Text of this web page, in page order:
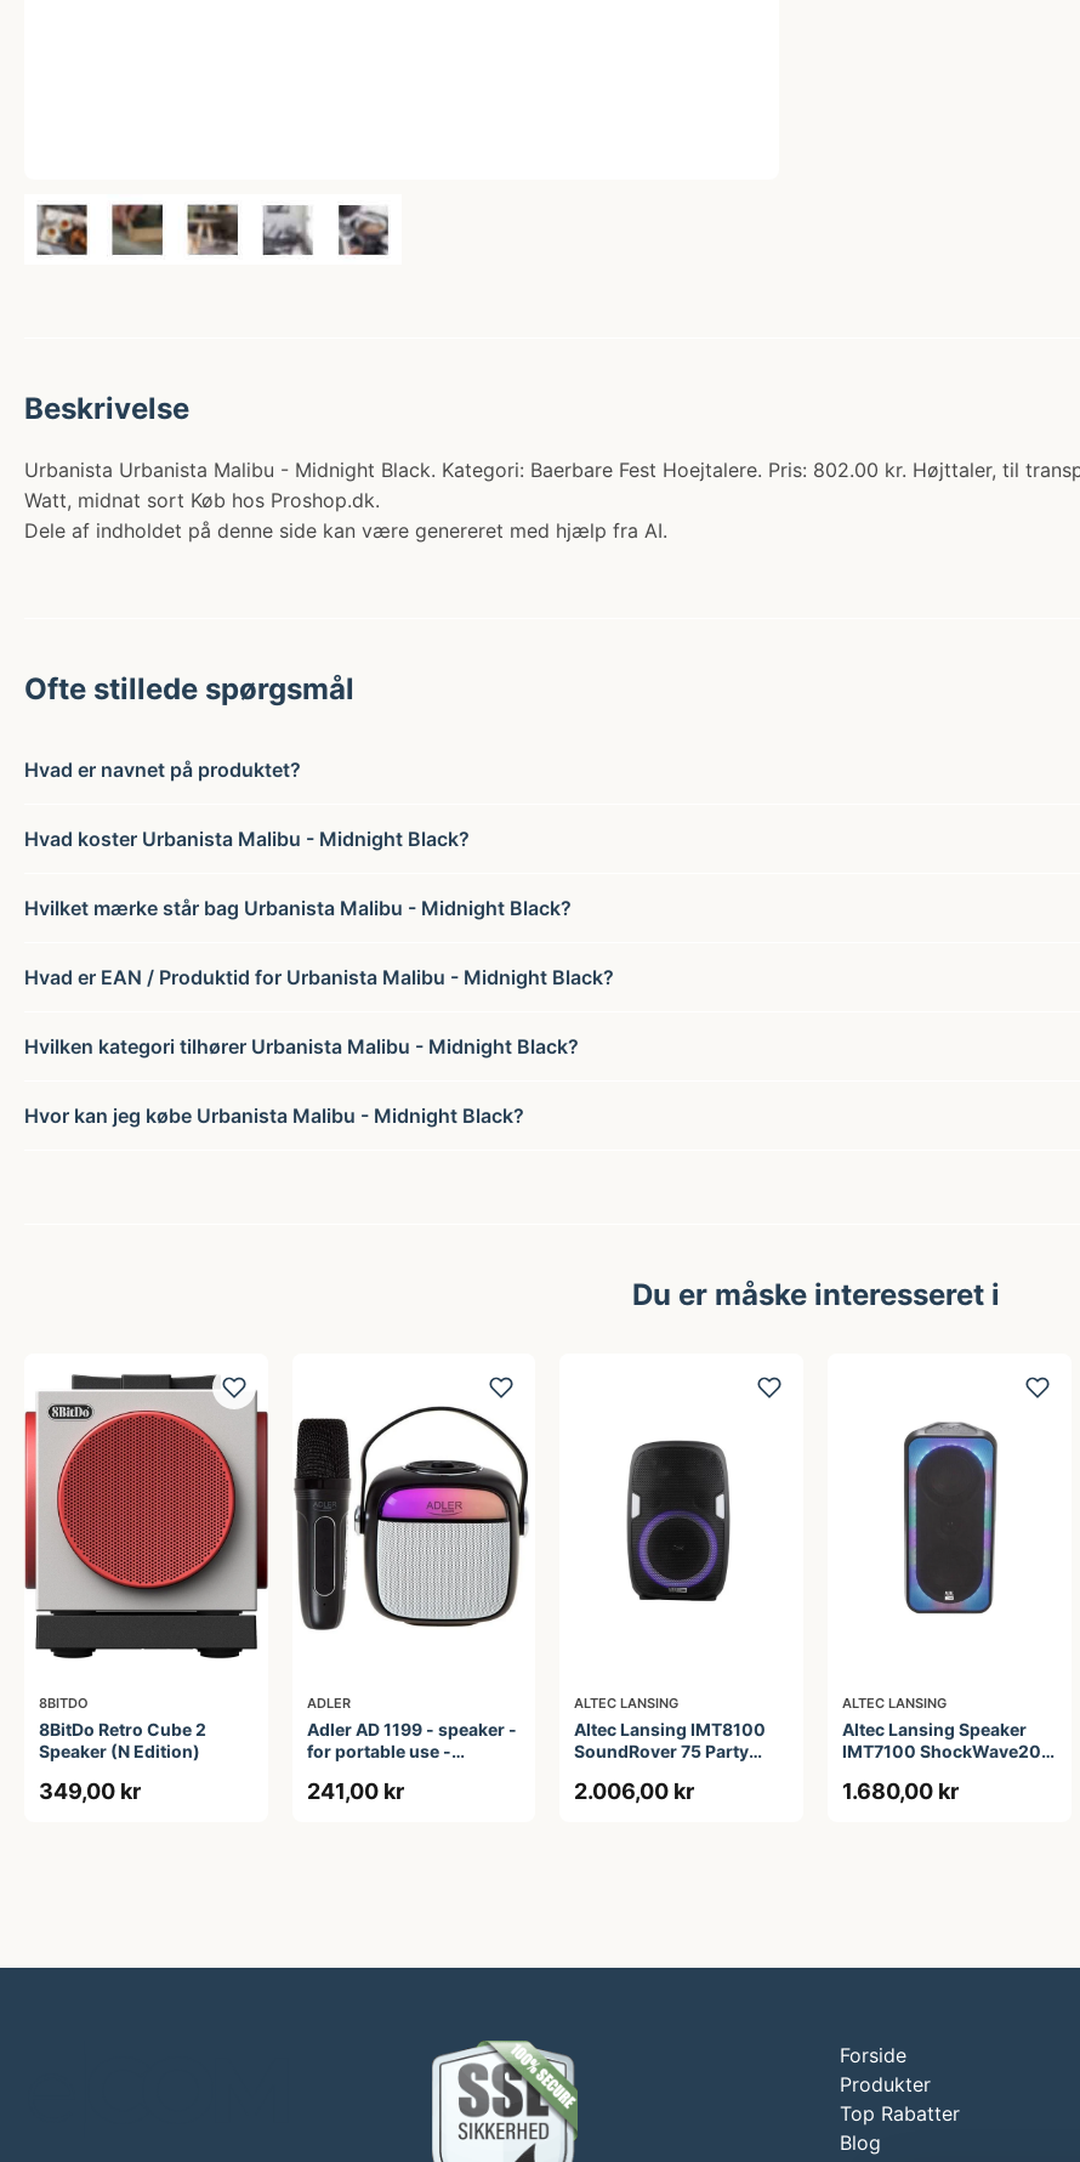
Beskrivelse
Urbanista Urbanista Malibu - Midnight Black. Kategori: Baerbare Fest Hoejtalere. Pris: 802.00 kr. Højttaler, til
Watt, midnat sort Køb hos Proshop.dk.
Dele af indholdet på denne side kan være genereret med hjælp fra AI.
Ofte stillede spørgsmål
Hvad er navnet på produktet?
Hvad koster Urbanista Malibu - Midnight Black?
Hvilket mærke står bag Urbanista Malibu - Midnight Black?
Hvad er EAN / Produktid for Urbanista Malibu - Midnight Black?
Hvilken kategori tilhører Urbanista Malibu - Midnight Black?
Hvor kan jeg købe Urbanista Malibu - Midnight Black?
Du er måske interesseret i
8BITDO
8BitDo Retro Cube 2
Speaker (N Edition)
349,00 kr
ADLER
Adler AD 1199 - speaker -
for portable use -
241,00 kr
ALTEC LANSING
Altec Lansing IMT8100
SoundRover 75 Party
2.006,00 kr
ALTEC LANSING
Altec Lansing Speaker
IMT7100 ShockWave200
1.680,00 kr
Forside
Produkter
Top Rabatter
Blog